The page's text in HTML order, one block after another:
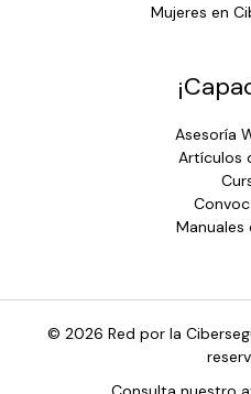
Mujeres en
Asesoría
Artículos
Manuales
© 2026 Red por la